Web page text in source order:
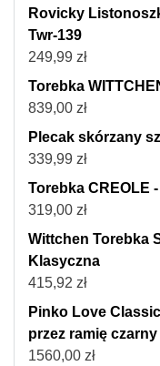
Rovicky
Twr-139
249,99 zł
Torebka
839,00 zł
Plecak skórzany
339,99 zł
Torebka CREOLE
319,00 zł
Wittchen Torebka
Klasyczna
415,92 zł
Pinko Love
przez ramię czarny
1560,00 zł